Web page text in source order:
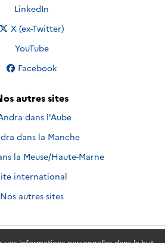
Nous suivre sur
LinkedIn
Nous suivre sur
X (ex-Twitter)
Nous suivre sur
YouTube
Nous suivre sur
Facebook
autres sites
dans l'Aube
dans la Manche
la Meuse/Haute-Marne
international
Nos autres sites